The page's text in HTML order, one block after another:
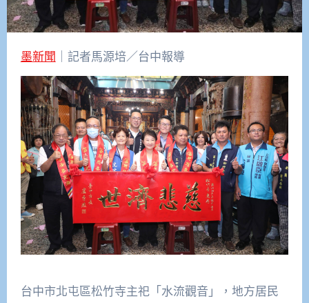
墨新聞 ｜記者馬源培／台中報導
台中市北屯區松竹寺主祀「水流觀音」，地方居民